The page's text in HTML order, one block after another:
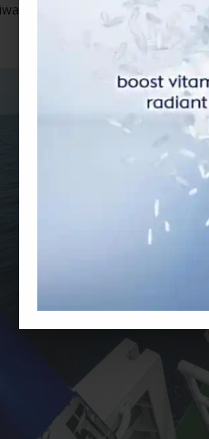
bercangkerang itu yang